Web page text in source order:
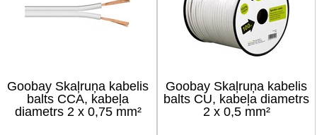
Goobay Skaļruņa kabelis
balts CCA, kabeļa
diametrs 2 x 0,75 mm²
Goobay Skaļruņa kabelis
balts CU, kabeļa diametrs
2 x 0,5 mm²